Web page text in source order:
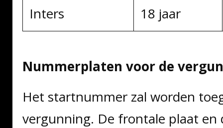
Inters
18 jaar
Nummerplaten voor de
Het startnummer zal worden
vergunning. De frontale plaat en